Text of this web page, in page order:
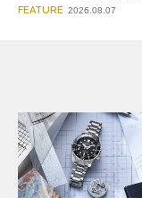
FEATURE 2026.08.07